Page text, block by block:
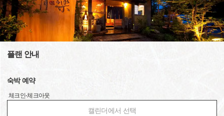
플랜 안내
숙박 예약
체크인-체크아웃
캘린더에서 선택